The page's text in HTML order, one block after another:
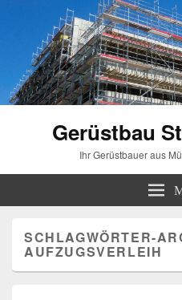
Gerüstbau
Ihr Gerüstbauer aus
SCHLAGWÖRTER-
AUFZUGSVERLEIH